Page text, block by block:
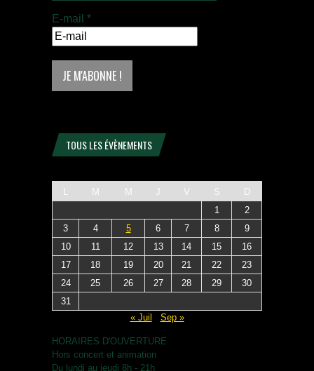
E-mail *
TOUS LES ÉVÈNEMENTS
L M M J V S
D
1
2
3
4 5 6 7 8
9
10
11 12 13 14 15
16
17
18 19 20 21 22
23
24
25 26 27 28 29
30
31
« Juil
Sep »
HORAIRES D'OUVERTURE
Hors concert et animation
Du lundi au jeudi 8h - 21h